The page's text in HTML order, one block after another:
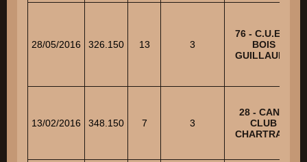
28/05/2016 326.150 13 3
76 - C.U.E.C.
BOIS
GUILLAUME
13/02/2016 348.150 7 3
28 - CANIS
CLUB
CHARTRAIN